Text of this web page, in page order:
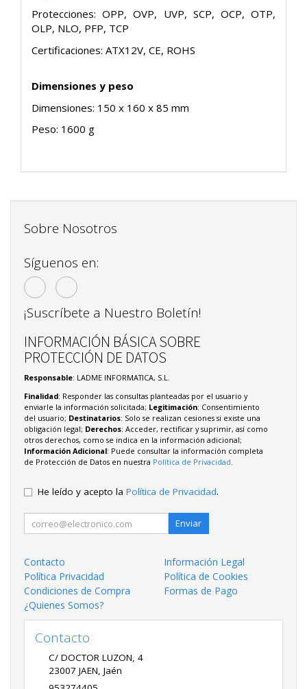
Protecciones: OPP, OVP, UVP, SCP, OCP, OTP,
OLP, NLO, PFP, TCP
Certificaciones: ATX12V, CE, ROHS
Dimensiones y peso
Dimensiones: 150 x 160 x 85 mm
Peso: 1600 g
Sobre Nosotros
Síguenos en:
¡Suscríbete a Nuestro Boletín!
INFORMACIÓN BÁSICA SOBRE
PROTECCIÓN DE DATOS
Responsable: LADME INFORMATICA, S.L.
Finalidad: Responder las consultas planteadas por el usuario y
enviarle la información solicitada; Legitimación: Consentimiento
del usuario; Destinatarios: Solo se realizan cesiones si existe una
obligación legal; Derechos: Acceder, rectificar y suprimir, así como
otros derechos, como se indica en la información adicional;
Información Adicional: Puede consultar la información completa
de Protección de Datos en nuestra Política de Privacidad
He leído y acepto la Política de Privacidad.
Enviar
Contacto
Información Legal
Política Privacidad
Política de Cookies
Condiciones de Compra
Formas de Pago
¿Quienes Somos?
Contacto
C/ DOCTOR LUZON, 4
23007 JAEN, Jaén